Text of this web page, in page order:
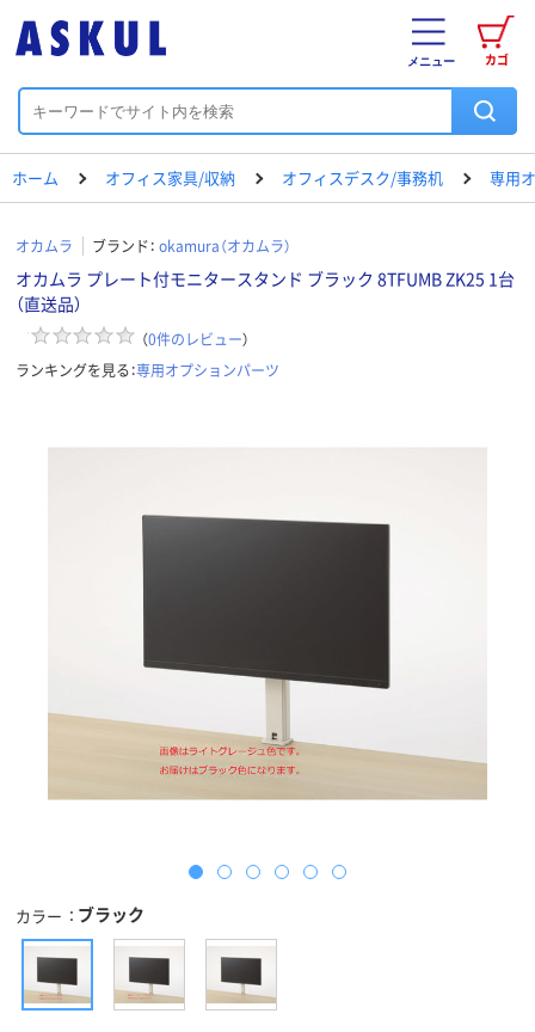
カゴ
メニュー
ホーム オフィス家具/収納 オフィスデスク/事務机 専用
オカムラ ブランド： okamura（オカムラ）
オカムラ プレート付モニタースタンド ブラック 8TFUMB ZK25 1台
（直送品）
（0件のレビュー）
ランキングを見る：専用オプションパーツ
カラー ブラック